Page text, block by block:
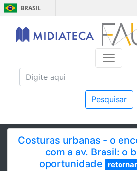
BRASIL
Pesquisar
Costuras urbanas - o
com a av. Brasil: o
oportunidade